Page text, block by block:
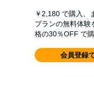
￥2,180 で購入、
プランの無料体験
格の30％OFF で
会員登録